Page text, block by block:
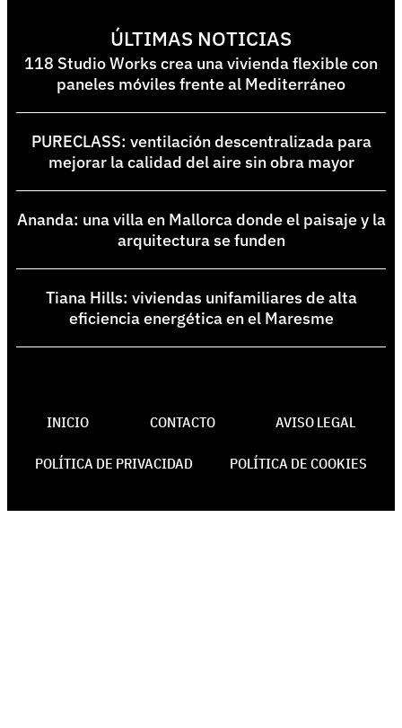
ÚLTIMAS NOTICIAS
118 Studio Works crea una vivienda flexible con
paneles móviles frente al Mediterráneo
PURECLASS: ventilación descentralizada para
mejorar la calidad del aire sin obra mayor
Ananda: una villa en Mallorca donde el paisaje y la
arquitectura se funden
Tiana Hills: viviendas unifamiliares de alta
eficiencia energética en el Maresme
INICIO CONTACTO AVISO LEGAL
POLÍTICA DE PRIVACIDAD POLÍTICA DE COOKIES